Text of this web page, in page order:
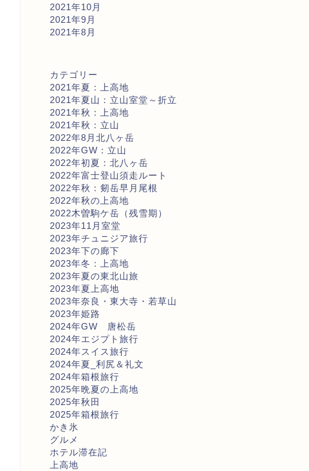
2021年10月
2021年9月
2021年8月
カテゴリー
2021年夏：上高地
2021年夏山：立山室堂～折立
2021年秋：上高地
2021年秋：立山
2022年8月北八ヶ岳
2022年GW：立山
2022年初夏：北八ヶ岳
2022年富士登山須走ルート
2022年秋：剱岳早月尾根
2022年秋の上高地
2022木曽駒ケ岳（残雪期）
2023年11月室堂
2023年チュニジア旅行
2023年下の廊下
2023年冬：上高地
2023年夏の東北山旅
2023年夏上高地
2023年奈良・東大寺・若草山
2023年姫路
2024年GW 唐松岳
2024年エジプト旅行
2024年スイス旅行
2024年夏_利尻＆礼文
2024年箱根旅行
2025年晩夏の上高地
2025年秋田
2025年箱根旅行
かき氷
グルメ
ホテル滞在記
上高地